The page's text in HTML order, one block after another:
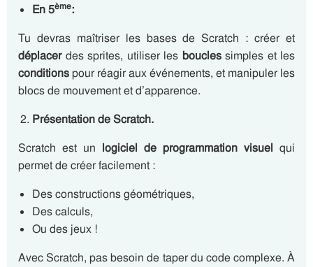
En 5ème:
Tu devras maîtriser les bases de Scratch : créer et
déplacerdes sprites, utiliser les bouclessimples et les
conditionspour réagir aux événements, et manipuler les
blocs de mouvement et d’apparence.
Présentation de Scratch.
Scratch est un logiciel de programmation visuel qui
permet de créer facilement :
Des constructions géométriques,
Des calculs,
Ou des jeux !
Avec Scratch, pas besoin de taper du code complexe. À